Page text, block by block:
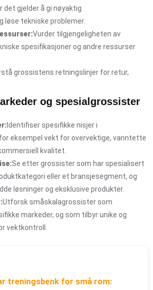
det gjelder å gi nøyaktig
løse tekniske problemer.
Vurder tilgjengeligheten av
spesifikasjoner og andre ressurser
grossistens retningslinjer for retur,
og spesialgrossister
Identifiser spesifikke nisjer i
eksempel vekt for overvektige, vanntette
kvalitet.
Se etter grossister som har spesialisert
eller et bransjesegment, og
løsninger og eksklusive produkter.
Utforsk småskalagrossister som
markeder, og som tilbyr unike og
vektkontroll.
treningsbenk for små rom: